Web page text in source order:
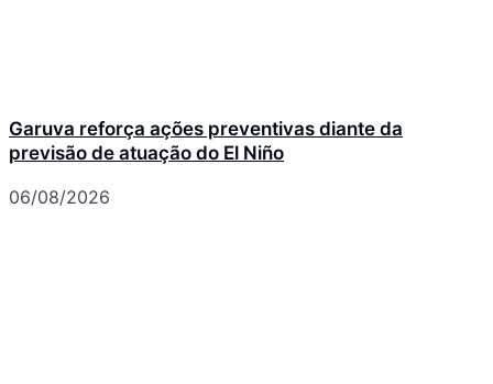
Garuva reforça ações preventivas diante da
previsão de atuação do El Niño
06/08/2026